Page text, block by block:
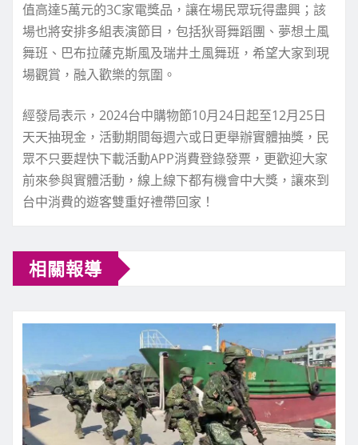
值高達5萬元的3C家電獎品，讓在場民眾玩得盡興；該
場也將安排多組表演節目，包括狄哥舞蹈團、夢想土風
舞班、巴布拉薩克斯風及瑞井土風舞班，希望大家到現
場觀賞，融入歡樂的氛圍。
經發局表示，2024台中購物節10月24日起至12月25日
天天抽現金，活動期間每週六或日更舉辦實體抽獎，民
眾不只要趕快下載活動APP消費登錄發票，更歡迎大家
前來參與實體活動，線上線下都有機會中大獎，讓來到
台中消費的遊客雙重好禮帶回家！
相關報導